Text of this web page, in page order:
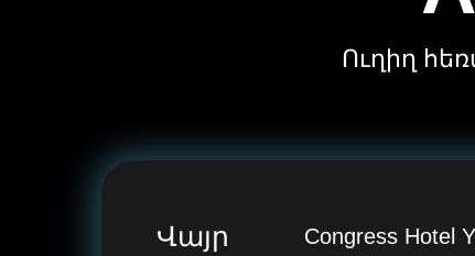
Ուղիղ
Վայր Congress Hotel